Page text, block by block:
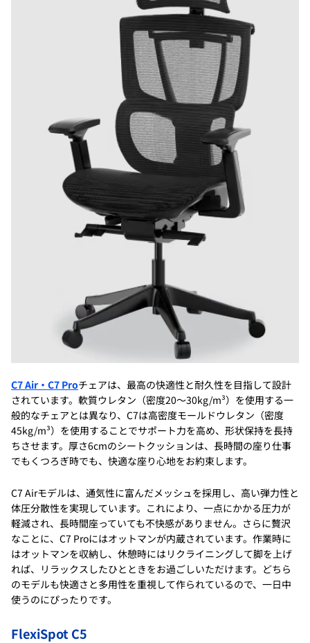
C7 Air・C7 Proチェアは、最高の快適性と耐久性を目指して設計
されています。軟質ウレタン（密度20～30kg/m³）を使用する一
般的なチェアとは異なり、C7は高密度モールドウレタン（密度
45kg/m³）を使用することでサポート力を高め、形状保持を長持
ちさせます。厚さ6cmのシートクッションは、長時間の座り仕事
でもくつろぎ時でも、快適な座り心地をお約束します。
C7 Airモデルは、通気性に富んだメッシュを採用し、高い弾力性と
体圧分散性を実現しています。これにより、一点にかかる圧力が
軽減され、長時間座っていても不快感がありません。さらに贅沢
なことに、C7 Proにはオットマンが内蔵されています。作業時に
はオットマンを収納し、休憩時にはリクライニングして脚を上げ
れば、リラックスしたひとときをお過ごしいただけます。どちら
のモデルも快適さと多用性を重視して作られているので、一日中
使うのにぴったりです。
FlexiSpot C5